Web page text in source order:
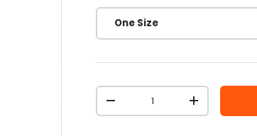
One Size
Antal
MINSKA ANTAL
ÖKA ANTAL